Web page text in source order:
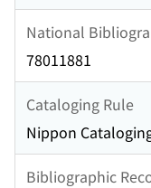
National
78011881
Cataloging Rule
Nippon
Bibliographic